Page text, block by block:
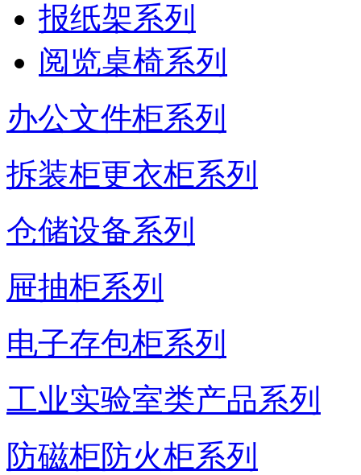
报纸架系列
阅览桌椅系列
办公文件柜系列
拆装柜更衣柜系列
仓储设备系列
屉抽柜系列
电子存包柜系列
工业实验室类产品系列
防磁柜防火柜系列